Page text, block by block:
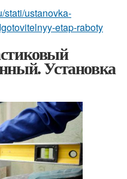
stati/ustanovka-
etap-raboty
Установка